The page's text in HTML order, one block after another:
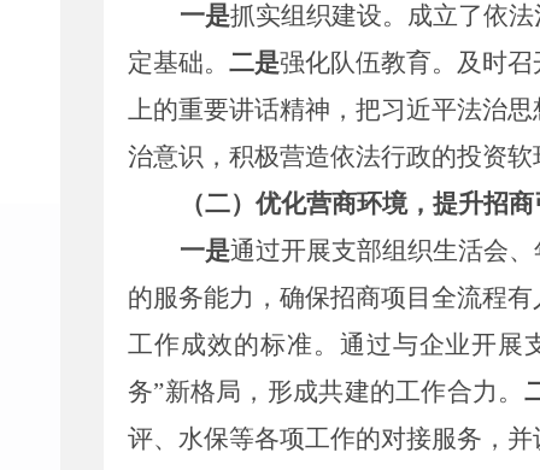
一是抓实组织建设。成立了依
定基础。 二是强化队伍教育。及时
上的重要讲话精神，把习近平法治
治意识，积极营造依法行政的投资软
（二） 优化营商环境，提升招
一是通过开展支部组织生活会
的服务能力，确保招商项目全流程
工作成效的标准。通过与企业开展
务”新格局，形成共建的工作合力。
评、水保等各项工作的对接服务，